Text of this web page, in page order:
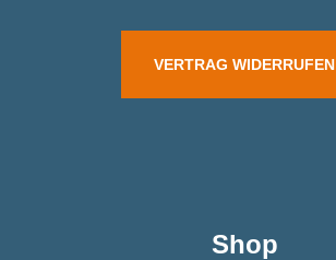
VERTRAG WIDERRUFEN
Shop